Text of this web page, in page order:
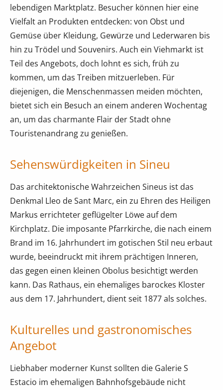
lebendigen Marktplatz. Besucher können hier eine
Vielfalt an Produkten entdecken: von Obst und
Gemüse über Kleidung, Gewürze und Lederwaren bis
hin zu Trödel und Souvenirs. Auch ein Viehmarkt ist
Teil des Angebots, doch lohnt es sich, früh zu
kommen, um das Treiben mitzuerleben. Für
diejenigen, die Menschenmassen meiden möchten,
bietet sich ein Besuch an einem anderen Wochentag
an, um das charmante Flair der Stadt ohne
Touristenandrang zu genießen.
Sehenswürdigkeiten in Sineu
Das architektonische Wahrzeichen Sineus ist das
Denkmal Lleo de Sant Marc, ein zu Ehren des Heiligen
Markus errichteter geflügelter Löwe auf dem
Kirchplatz. Die imposante Pfarrkirche, die nach einem
Brand im 16. Jahrhundert im gotischen Stil neu erbaut
wurde, beeindruckt mit ihrem prächtigen Inneren,
das gegen einen kleinen Obolus besichtigt werden
kann. Das Rathaus, ein ehemaliges barockes Kloster
aus dem 17. Jahrhundert, dient seit 1877 als solches.
Kulturelles und gastronomisches
Angebot
Liebhaber moderner Kunst sollten die Galerie S
Estacio im ehemaligen Bahnhofsgebäude nicht